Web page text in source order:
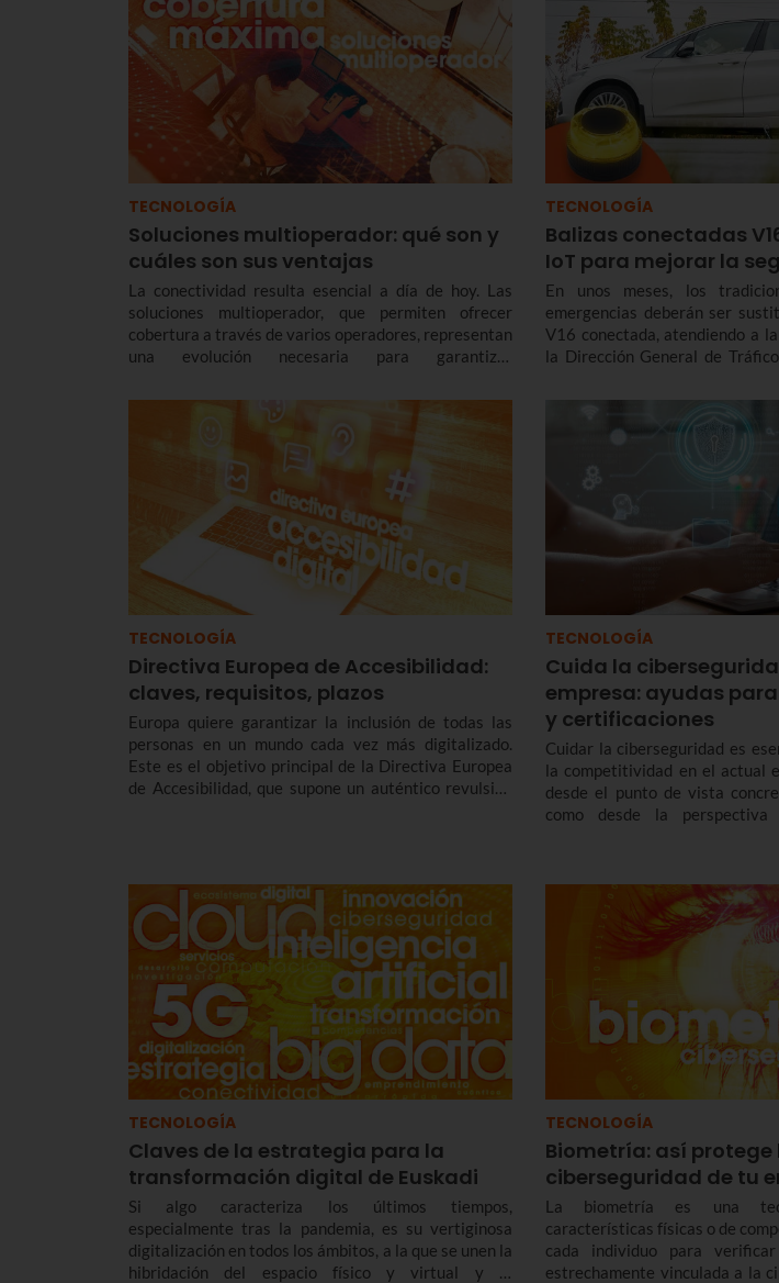
TECNOLOGÍA
Soluciones multioperador: qué son y
cuáles son sus ventajas
La conectividad resulta esencial a día de hoy. Las
soluciones multioperador, que permiten ofrecer
cobertura a través de varios operadores, representan
una evolución necesaria para garantizar
de espacios, aportando ventajas tanto a usuarios
como a empresas.
TECNOLOGÍA
Balizas conectadas
IoT para mejorar la
En unos meses, los
emergencias deberán ser
V16 conectada, atendiendo a
la Dirección General de
se comunican con la DGT en
TECNOLOGÍA
Directiva Europea de Accesibilidad:
claves, requisitos, plazos
Europa quiere garantizar la inclusión de todas las
personas en un mundo cada vez más digitalizado.
Este es el objetivo principal de la Directiva Europea
de Accesibilidad, que supone un auténtico revulsivo
TECNOLOGÍA
Cuida la
empresa: ayudas para
y certificaciones
Cuidar la ciberseguridad es
la competitividad en el actual
desde el punto de vista
como desde la perspectiva
Empresarial.
TECNOLOGÍA
Claves de la estrategia para la
transformación digital de Euskadi
Si algo caracteriza los últimos tiempos,
especialmente tras la pandemia, es su vertiginosa
digitalización en todos los ámbitos, a la que se unen la
hibridación del espacio físico y virtual y el
TECNOLOGÍA
Biometría: así protege
ciberseguridad de tu
La biometría es una
características físicas o de
cada individuo para
estrechamente vinculada a la